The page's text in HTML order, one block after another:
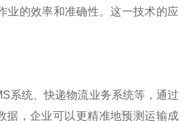
业的效率和准确性。这一技术的应
系统、快递物流业务系统等，通过
据，企业可以更精准地预测运输成